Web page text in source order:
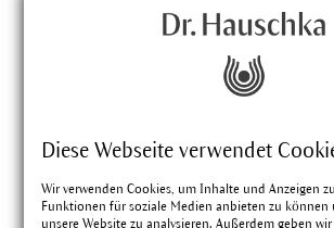
Diese Webseite verwendet
Wir verwenden Cookies, um Inhalte und Anzeigen
Funktionen für soziale Medien anbieten zu können
unsere Website zu analysieren. Außerdem geben
73087 Bad Boll/Eckwälden
Phone: +49 (0)7164 930-181
WALA Medicines